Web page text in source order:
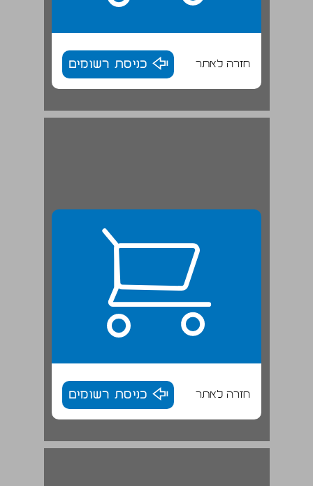
חזרה לאתר כניסת רשומים
חזרה לאתר כניסת רשומים